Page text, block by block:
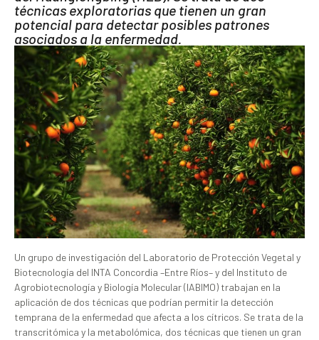
técnicas exploratorias que tienen un gran
potencial para detectar posibles patrones
asociados a la enfermedad.
Un grupo de investigación del Laboratorio de Protección Vegetal y
Biotecnología del INTA Concordia –Entre Ríos– y del Instituto de
Agrobiotecnología y Biología Molecular (IABIMO) trabajan en la
aplicación de dos técnicas que podrían permitir la detección
temprana de la enfermedad que afecta a los cítricos. Se trata de la
transcritómica y la metabolómica, dos técnicas que tienen un gran